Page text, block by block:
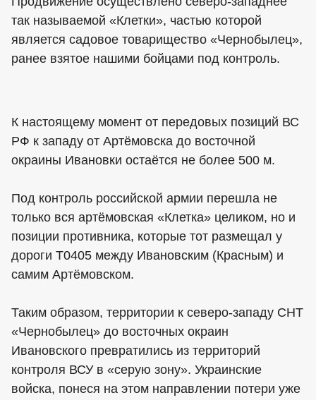
так называемой «Клетки», частью которой
является садовое товарищество «Чернобылец»,
ранее взятое нашими бойцами под контроль.
К настоящему момент от передовых позиций ВС
РФ к западу от Артёмовска до восточной
окраины Ивановки остаётся не более 500 м.
Под контроль российской армии перешла не
только вся артёмовская «Клетка» целиком, но и
позиции противника, которые тот размещал у
дороги Т0405 между Ивановским (Красным) и
самим Артёмовском.
Таким образом, территории к северо-западу СНТ
«Чернобылец» до восточных окраин
Ивановского превратились из территорий
контроля ВСУ в «серую зону». Украинские
войска, понеся на этом направлении потери уже